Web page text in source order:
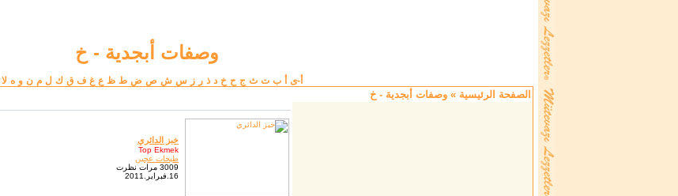
وصفات أبجدية - خ
أ-ى ب ت ث ج ح خ د ذ ر ز س ش ص ض ط ظ ع غ ف ق ك ل م ن و ه لا
الصفحة الرئيسية » وصفات أبجدية - خ
خبز الدائري
Top Ekmek
طبخات عجين
3009 مرات نظرت
16.فبراير.2011